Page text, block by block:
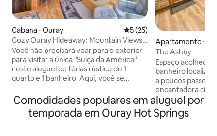
Cabana ⋅ Ouray 5 de uma avaliação média
5 (25)
Cozy Ouray Hideaway: Mountain Views,
Steps to Main
Você não precisará voar para o exterior
para visitar a única "Suíça da América"
neste aluguel de férias rústico de 1
quarto e 1 banheiro. Aqui, você se
um Velho Oeste, completo com uma rua
principal histórica e vistas intocadas da
montanha. Passeie pelas lojas e
Apartamento ⋅
The Ashby
Espaço acolhedor
banheiro
a poucos passos
encantadora
oferecer. Quarto confortável com uma
cama queen
com box,
Comodidades populares em aluguel por
temporada em Ouray Hot Springs